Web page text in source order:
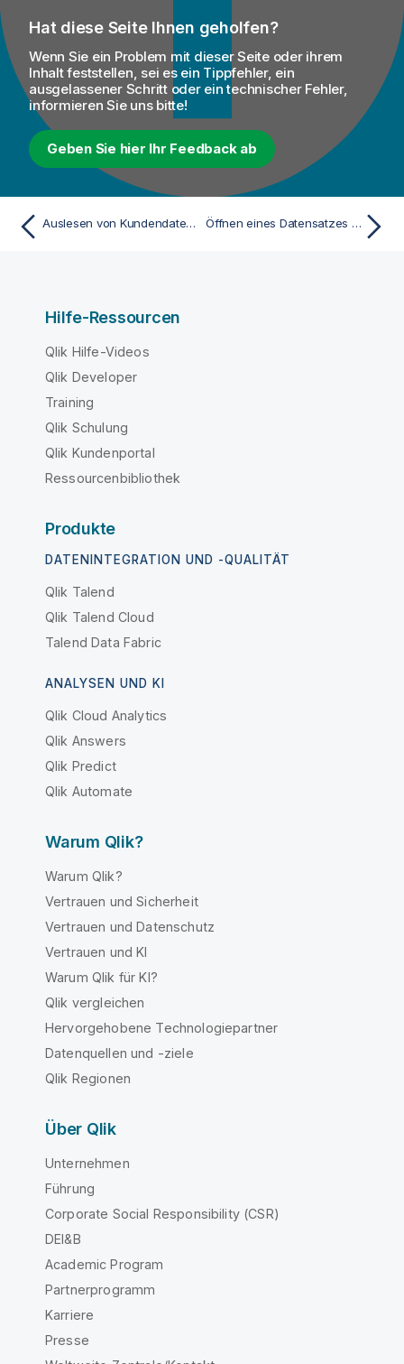
Hat diese Seite Ihnen geholfen?
Wenn Sie ein Problem mit dieser Seite oder ihrem
Inhalt feststellen, sei es ein Tippfehler, ein
ausgelassener Schritt oder ein technischer Fehler,
informieren Sie uns bitte!
Geben Sie hier Ihr Feedback ab
Auslesen von Kundendaten aus einer Excel-Datei Öffnen eines Datensatzes aus einer lokalen Datei
Hilfe-Ressourcen
Qlik Hilfe-Videos
Qlik Developer
Training
Qlik Schulung
Qlik Kundenportal
Ressourcenbibliothek
Produkte
DATENINTEGRATION UND -QUALITÄT
Qlik Talend
Qlik Talend Cloud
Talend Data Fabric
ANALYSEN UND KI
Qlik Cloud Analytics
Qlik Answers
Qlik Predict
Qlik Automate
Warum Qlik?
Warum Qlik?
Vertrauen und Sicherheit
Vertrauen und Datenschutz
Vertrauen und KI
Warum Qlik für KI?
Qlik vergleichen
Hervorgehobene Technologiepartner
Datenquellen und -ziele
Qlik Regionen
Über Qlik
Unternehmen
Führung
Corporate Social Responsibility (CSR)
DEI&B
Academic Program
Partnerprogramm
Karriere
Presse